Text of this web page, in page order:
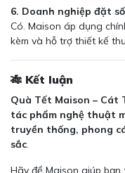
6. Doanh nghiệp đặt
Có. Maison áp dụng
kèm và hỗ trợ thiết kế
🎋 Kết luận
Quà Tết Maison – Cát
tác phẩm nghệ thuật
truyền thống, phong
sắc.
Hãy để Maison giúp bạn